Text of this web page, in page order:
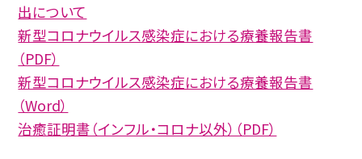
出について
新型コロナウイルス感染症における療養報告書
（PDF）
新型コロナウイルス感染症における療養報告書
（Word）
治癒証明書（インフル・コロナ以外）（PDF）